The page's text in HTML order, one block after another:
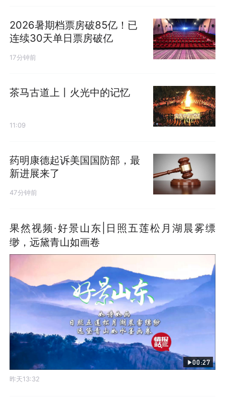
2026暑期档票房破85亿！已
连续30天单日票房破亿
17分钟前
茶马古道上丨火光中的记忆
11:09
药明康德起诉美国国防部，最
新进展来了
47分钟前
果然视频·好景山东|日照五莲松月湖晨雾缥
缈，远黛青山如画卷
00:27
昨天13:32